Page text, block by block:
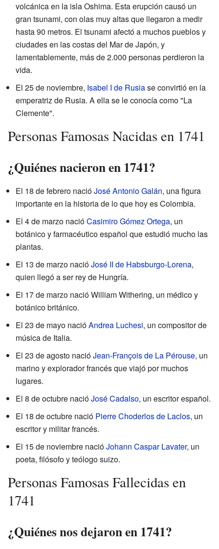
volcánica en la isla Oshima. Esta erupción causó un
gran tsunami, con olas muy altas que llegaron a medir
hasta 90 metros. El tsunami afectó a muchos pueblos y
ciudades en las costas del Mar de Japón, y
lamentablemente, más de 2.000 personas perdieron la
vida.
El 25 de noviembre, Isabel I de Rusiase convirtió en la
emperatriz de Rusia. A ella se le conocía como "La
Clemente".
Personas Famosas Nacidas en 1741
¿Quiénes nacieron en 1741?
El 18 de febrero nacióJosé Antonio Galán, una figura
importante en la historia de lo que hoy es Colombia.
El 4 de marzo nacióCasimiro Gómez Ortega, un
botánico y farmacéutico español que estudió mucho las
plantas.
El 13 de marzo nacióJosé II de Habsburgo-Lorena,
quien llegó a ser rey de Hungría.
El 17 de marzo nació William Withering, un médico y
botánico británico.
El 23 de mayo nacióAndrea Luchesi, un compositor de
música de Italia.
El 23 de agosto nacióJean-François de La Pérouse, un
marino y explorador francés que viajó por muchos
lugares.
El 8 de octubre nacióJosé Cadalso, un escritor español.
El 18 de octubre nació Pierre Choderlos de Laclos, un
escritor y militar francés.
El 15 de noviembre nacióJohann Caspar Lavater, un
poeta, filósofo y teólogo suizo.
Personas Famosas Fallecidas en
1741
¿Quiénes nos dejaron en 1741?